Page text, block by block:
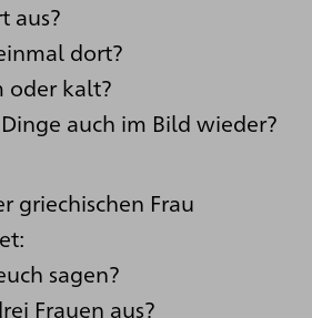
aus?
dort?
oder kalt?
auch im Bild wieder?
griechischen Frau
sagen?
Frauen aus?